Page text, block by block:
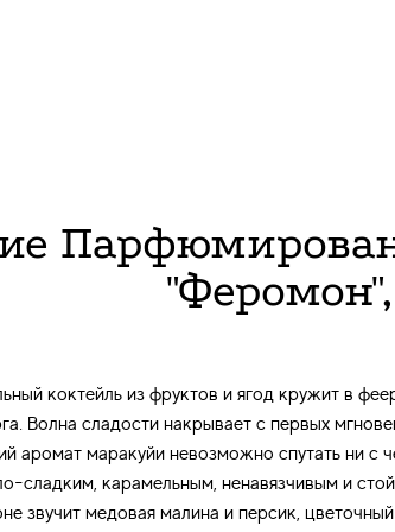
коктейль из фруктов и ягод кружит в
Волна сладости накрывает с первых
аромат маракуйи невозможно спутать ни с
сладким, карамельным, ненавязчивым и
звучит медовая малина и персик, цветочный